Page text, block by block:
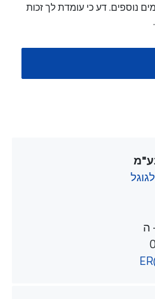
נוספים. דע כי עומדת לך זכות